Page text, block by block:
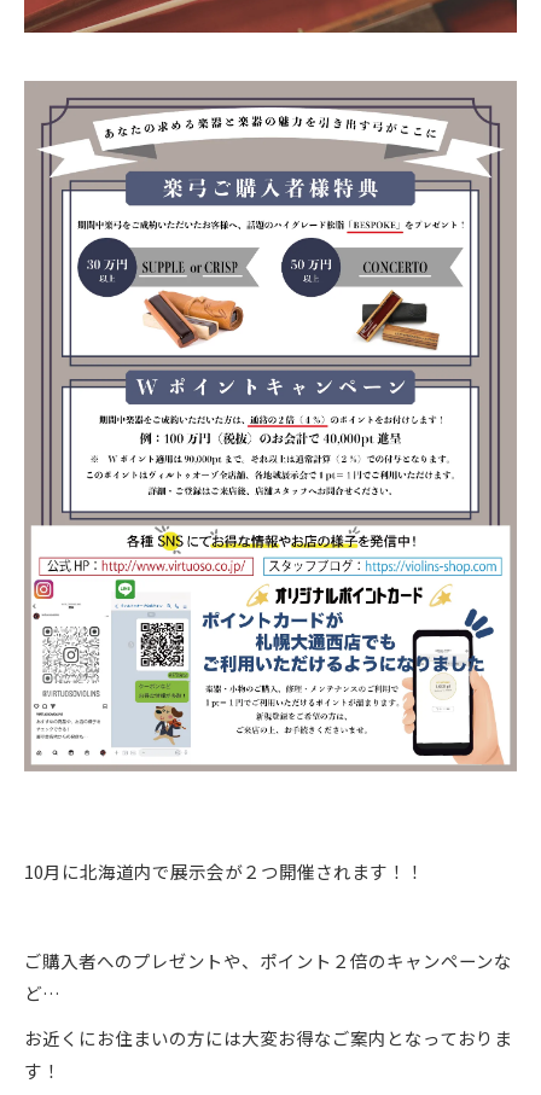
10月に北海道内で展示会が２つ開催されます！！
ご購入者へのプレゼントや、ポイント２倍のキャンペーンな
ど…
お近くにお住まいの方には大変お得なご案内となっておりま
す！